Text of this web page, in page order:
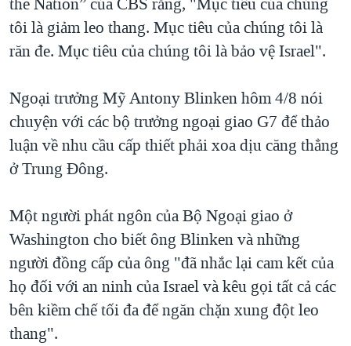
tôi là giảm leo thang. Mục tiêu của chúng tôi là
răn đe. Mục tiêu của chúng tôi là bảo vệ Israel".
Ngoại trưởng Mỹ Antony Blinken hôm 4/8 nói
chuyện với các bộ trưởng ngoại giao G7 để thảo
luận về nhu cầu cấp thiết phải xoa dịu căng thẳng
ở Trung Đông.
Một người phát ngôn của Bộ Ngoại giao ở
Washington cho biết ông Blinken và những
người đồng cấp của ông "đã nhắc lại cam kết của
họ đối với an ninh của Israel và kêu gọi tất cả các
bên kiềm chế tối đa để ngăn chặn xung đột leo
thang".